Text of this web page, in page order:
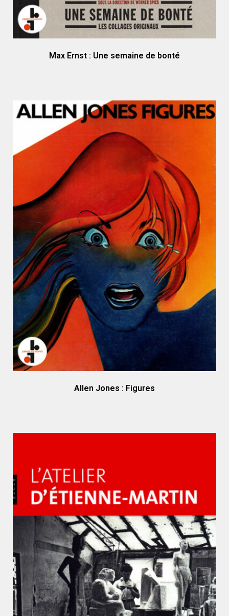
Max Ernst : Une semaine de bonté
Allen Jones : Figures